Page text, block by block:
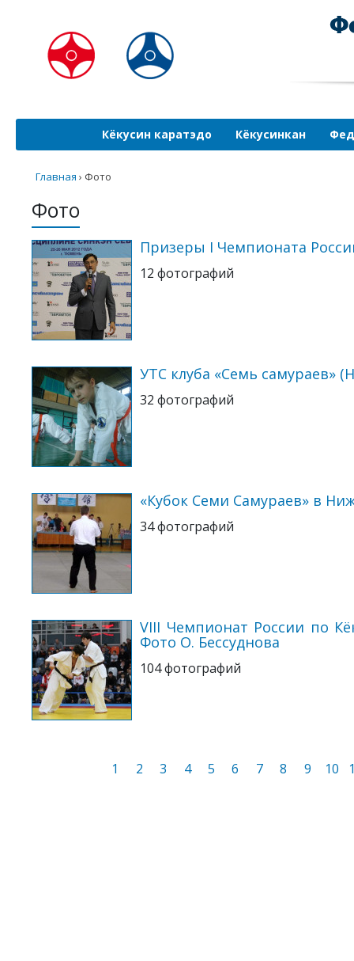
Кёкусин каратэдо Кёкусинкан
Главная › Фото
Фото
Призеры I Чемпионата
12 фотографий
УТС клуба «Семь самураев»
32 фотографий
«Кубок Семи Самураев» в
34 фотографий
VIII Чемпионат России по
Фото О. Бессуднова
104 фотографий
1 2 3 4 5 6 7 8 9 10